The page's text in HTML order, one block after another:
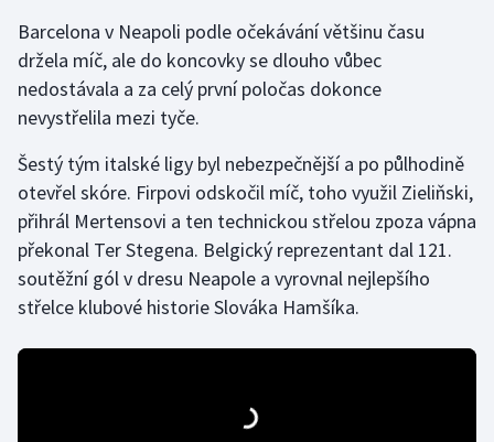
Volejbal
Ostatní
Barcelona v Neapoli podle očekávání většinu času
držela míč, ale do koncovky se dlouho vůbec
nedostávala a za celý první poločas dokonce
nevystřelila mezi tyče.
Šestý tým italské ligy byl nebezpečnější a po půlhodině
otevřel skóre. Firpovi odskočil míč, toho využil Zieliňski,
přihrál Mertensovi a ten technickou střelou zpoza vápna
překonal Ter Stegena. Belgický reprezentant dal 121.
soutěžní gól v dresu Neapole a vyrovnal nejlepšího
střelce klubové historie Slováka Hamšíka.